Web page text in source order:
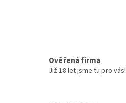
Ověřená firma
Již 18 let jsme tu pro vás!